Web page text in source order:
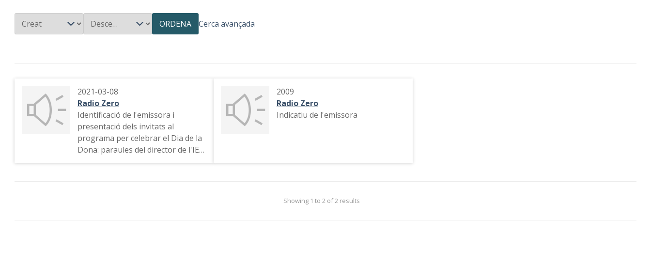
ORDENA Cerca avançada
2021-03-08
Radio Zero
Identificació de l'emissora i
presentació dels invitats al
programa per celebrar el Dia de la
Dona: paraules del director de l'IES
Jordi Domingo, les alumnes i una
2009
Radio Zero
Indicatiu de l'emissora
Showing 1 to 2 of 2 results